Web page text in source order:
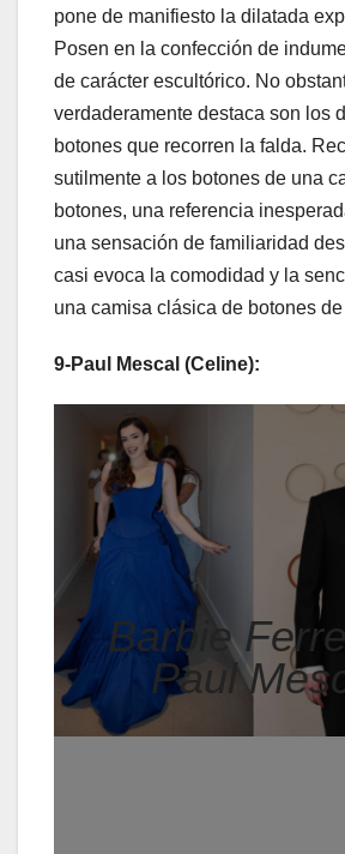
pone de manifiesto la dilatada
Posen en la confección de
de carácter escultórico. No
verdaderamente destaca son los
botones que recorren la falda.
sutilmente a los botones de una
botones, una referencia
una sensación de familiaridad
casi evoca la comodidad y la
una camisa clásica de botones de
9-Paul Mescal (Celine):
Barbie
Paul